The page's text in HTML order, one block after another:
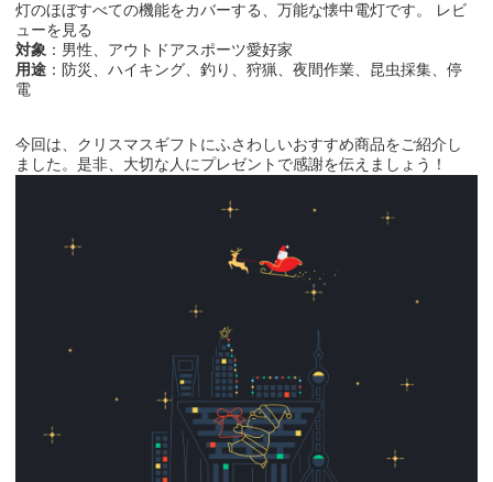
灯のほぼすべての機能をカバーする、万能な懐中電灯です。 レビ
ューを見る
対象 ：男性、アウトドアスポーツ愛好家
用途 ：防災、ハイキング、釣り、狩猟、夜間作業、昆虫採集、停
電
今回は、クリスマスギフトにふさわしいおすすめ商品をご紹介し
ました。是非、大切な人にプレゼントで感謝を伝えましょう！